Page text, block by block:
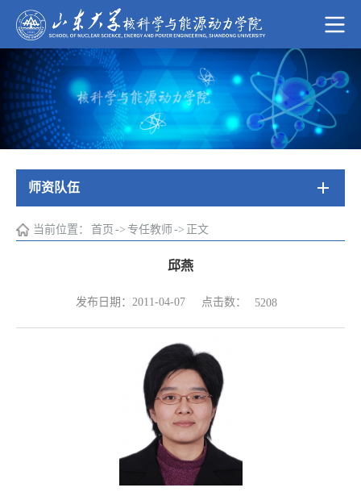
师资队伍
当前位置： 首页 -> 专任教师 -> 正文
邱燕
发布日期：2011-04-07 点击数： 5208